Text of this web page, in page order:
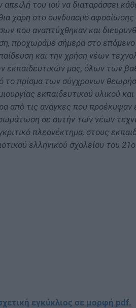
απειλή του ιού να διαταράσσει
χάρη στο συνδυασμό
που αναπτύχθηκαν και
προχωράμε σήμερα στο
και την χρήση νέων
εκπαιδευτικών μας, όλων των
το πρίσμα των σύγχρονων
εκπαιδευτικού υλικού
από τις ανάγκες που προέκυψαν
σε αυτήν των νέων
πλεονέκτημα, στους
ελληνικού σχολείου του
εγκύκλιος σε μορφή pdf.